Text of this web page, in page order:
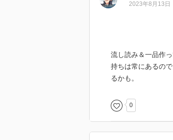
2023年8月13日
流し読み＆一品作
持ちは常にあるの
るかも。
0